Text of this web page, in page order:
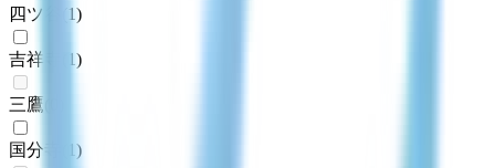
四ツ谷 1)
吉祥寺 1)
三鷹
国分寺 1)